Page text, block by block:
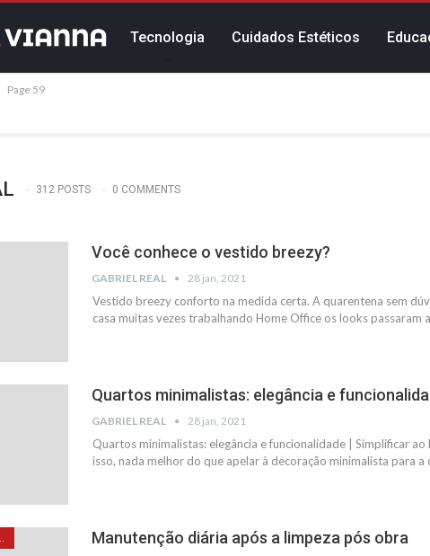
Tecnologia Cuidados Estéticos
Page 59
312 POSTS 0 COMMENTS
Você conhece o vestido breezy?
GABRIEL REAL 28 jan, 2021
Vestido breezy conforto na medida certa. A quarentena sem
casa muitas vezes trabalhando Home Office os looks passaram
Quartos minimalistas: elegância e
GABRIEL REAL 28 jan, 2021
Quartos minimalistas: elegância e funcionalidade | Simplificar
isso, nada melhor do que apelar à decoração minimalista para
Manutenção diária após a limpeza pós obra